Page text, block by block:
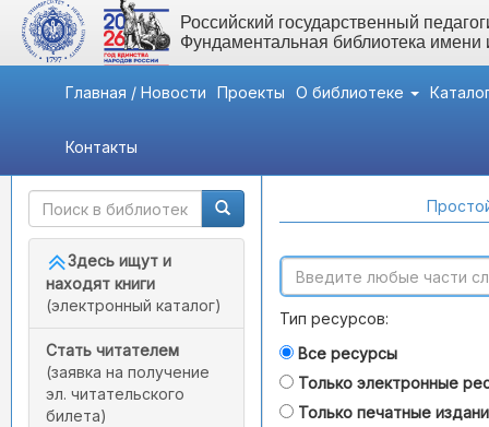
Российский государственный
Фундаментальная библиотека
Главная / Новости Проекты О библиотеке
Контакты
Быстрый доступ
Здесь ищут и
находят книги
(электронный каталог)
Стать читателем
(заявка на получение
эл. читательского
билета)
Тип ресурсов:
Все ресурсы
Только электронные
Только печатные